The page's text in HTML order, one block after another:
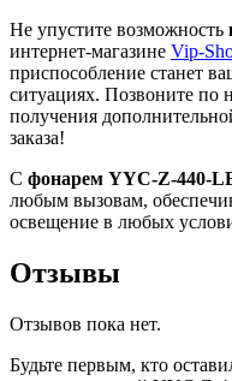
Не упустите возможность
интернет-магазине Vip-
приспособление станет
ситуациях. Позвоните по
получения
заказа!
С фонарем YYC-Z-440-
любым вызовам,
освещение в любых
Отзывы
Отзывов пока нет.
Будьте первым, кто